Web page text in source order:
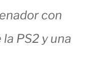
con
PS2 y una